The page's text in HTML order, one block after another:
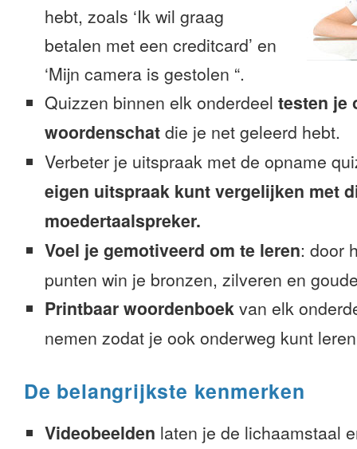
hebt, zoals ‘Ik wil graag
betalen met een creditcard’ en
‘Mijn camera is gestolen “.
Quizzen binnen elk onderdeel testen je
woordenschat die je net geleerd hebt.
Verbeter je uitspraak met de opname
eigen uitspraak kunt vergelijken met
moedertaalspreker.
Voel je gemotiveerd om te leren: door
punten win je bronzen, zilveren en
Printbaar woordenboek van elk
nemen zodat je ook onderweg kunt
De belangrijkste kenmerken
Videobeelden laten je de lichaamstaal